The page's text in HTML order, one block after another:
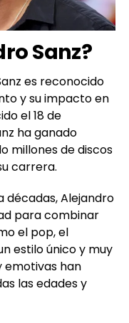
Sanz?
es reconocido
y su impacto en
el 18 de
ha ganado
millones de discos
carrera.
Alejandro
para combinar
el pop, el
estilo único y muy
emotivas han
las edades y